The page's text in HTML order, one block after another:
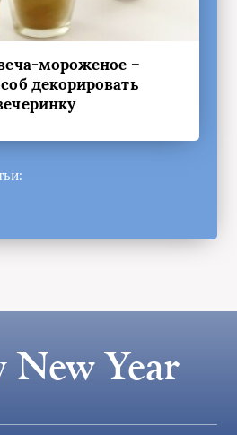
мороженое –
декорировать
New Year